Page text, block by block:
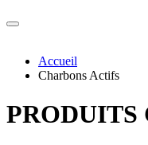
Accueil
Charbons Actifs
PRODUITS